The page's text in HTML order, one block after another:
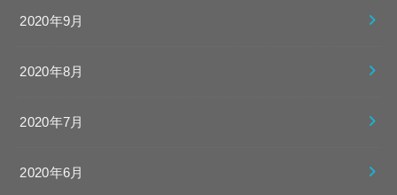
2020年9月
2020年8月
2020年7月
2020年6月